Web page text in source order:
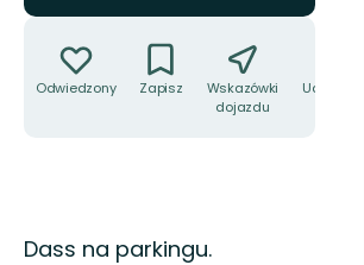
Odwiedzony Zapisz
Wskazówki
dojazdu
Udostępnij
Opis
Dass na parkingu.